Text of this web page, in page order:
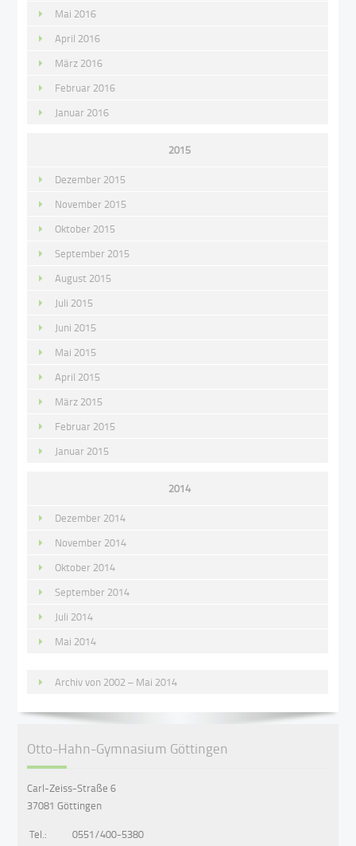
Mai 2016
April 2016
März 2016
Februar 2016
Januar 2016
2015
Dezember 2015
November 2015
Oktober 2015
September 2015
August 2015
Juli 2015
Juni 2015
Mai 2015
April 2015
März 2015
Februar 2015
Januar 2015
2014
Dezember 2014
November 2014
Oktober 2014
September 2014
Juli 2014
Mai 2014
Archiv von 2002 – Mai 2014
Otto-Hahn-Gymnasium Göttingen
Carl-Zeiss-Straße 6
37081 Göttingen
Tel.:
0551/400-5380